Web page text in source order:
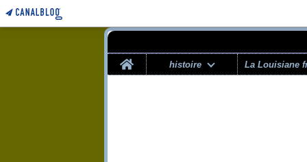
Home
histoire La Louisiane